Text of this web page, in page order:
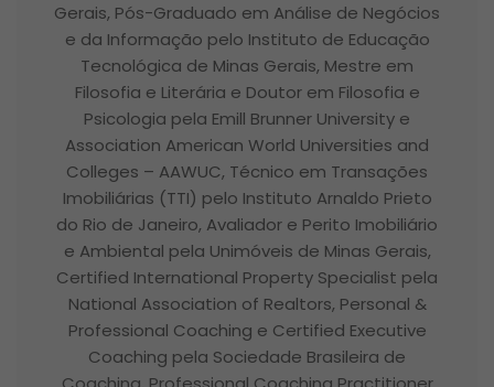
Gerais, Pós-Graduado em Análise de Negócios
e da Informação pelo Instituto de Educação
Tecnológica de Minas Gerais, Mestre em
Filosofia e Literária e Doutor em Filosofia e
Psicologia pela Emill Brunner University e
Association American World Universities and
Colleges – AAWUC, Técnico em Transações
Imobiliárias (TTI) pelo Instituto Arnaldo Prieto
do Rio de Janeiro, Avaliador e Perito Imobiliário
e Ambiental pela Unimóveis de Minas Gerais,
Certified International Property Specialist pela
National Association of Realtors, Personal &
Professional Coaching e Certified Executive
Coaching pela Sociedade Brasileira de